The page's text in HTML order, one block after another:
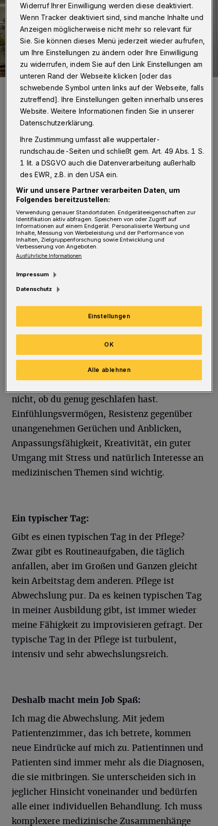
Steffen (30), Azubi in der Bethesda-Klinik: „Patientinnen und
Patienten sind immer mehr als die Diagnosen, die sie mitbringen.“
Foto: Simone Bahrmann
So habe ich herausgefunden, was mein
Traumjob ist:
Viel Trial-and-Error. Ich habe irgendwann
realisiert, dass die Arbeit im medizinisch-
sozialen Sektor meinen Interessen und
Bedürfnissen sehr gerecht wird. Ich mag
abwechslungsreiche Arbeitstage, die sowohl
eine soziale Komponente beinhalten als auch
ein hohes Maß an Fachwissen erfordern. Diese
Ansprüche als Team zu meistern, macht
einfach richtig Spaß.
Die Anforderungen in meinem Job:
Teamgeist – ist für die Arbeit in der Pflege
unabdingbar. Und Zuverlässigkeit, denn die
nicht, ob du genug geschlafen hast.
Einfühlungsvermögen, Resistenz gegenüber
unangenehmen Gerüchen und Anblicken,
Anpassungsfähigkeit, Kreativität, ein guter
Umgang mit Stress und natürlich Interesse an
medizinischen Themen sind wichtig.
Ein typischer Tag:
Gibt es einen typischen Tag in der Pflege?
Zwar gibt es Routineaufgaben, die täglich
anfallen, aber im Großen und Ganzen gleicht
kein Arbeitstag dem anderen. Pflege ist
Abwechslung pur. Da es keinen typischen Tag
in meiner Ausbildung gibt, ist immer wieder
meine Fähigkeit zu improvisieren gefragt. Der
typische Tag in der Pflege ist turbulent,
intensiv und sehr abwechslungsreich.
Deshalb macht mein Job Spaß:
Ich mag die Abwechslung. Mit jedem
Patientenzimmer, das ich betrete, kommen
neue Eindrücke auf mich zu. Patientinnen und
Patienten sind immer mehr als die Diagnosen,
die sie mitbringen. Sie unterscheiden sich in
jeglicher Hinsicht voneinander und bedürfen
alle einer individuellen Behandlung. Ich muss
komplexere medizinische Zusammenhänge
Widerruf Ihrer Einwilligung werden diese deaktiviert.
Wenn Tracker deaktiviert sind, sind manche Inhalte und
Anzeigen möglicherweise nicht mehr so relevant für
Sie. Sie können dieses Menü jederzeit wieder aufrufen,
um Ihre Einstellungen zu ändern oder Ihre Einwilligung
zu widerrufen, indem Sie auf den Link Einstellungen am
unteren Rand der Webseite klicken [oder das
schwebende Symbol unten links auf der Webseite, falls
zutreffend]. Ihre Einstellungen gelten innerhalb unseres
Website. Weitere Informationen finden Sie in unserer
Datenschutzerklärung.
Ihre Zustimmung umfasst alle wuppertaler-
rundschau.de-Seiten und schließt gem. Art. 49 Abs. 1 S.
1 lit. a DSGVO auch die Datenverarbeitung außerhalb
des EWR, z.B. in den USA ein.
Wir und unsere Partner verarbeiten Daten, um
Folgendes bereitzustellen:
Verwendung genauer Standortdaten. Endgeräteeigenschaften zur
Identifikation aktiv abfragen. Speichern von oder Zugriff auf
Informationen auf einem Endgerät. Personalisierte Werbung und
Inhalte, Messung von Werbeleistung und der Performance von
Inhalten, Zielgruppenforschung sowie Entwicklung und
Verbesserung von Angeboten.
Ausführliche Informationen
Impressum
Datenschutz
Einstellungen
Alle ablehnen
OK